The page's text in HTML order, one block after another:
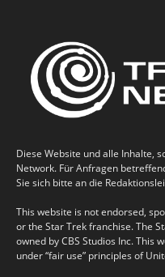
Diese Website und alle Inhalte,
Network. Für Anfragen
Sie sich bitte an die
This website is not endorsed,
or the Star Trek franchise. The
owned by CBS Studios Inc. This
under “fair use” principles of